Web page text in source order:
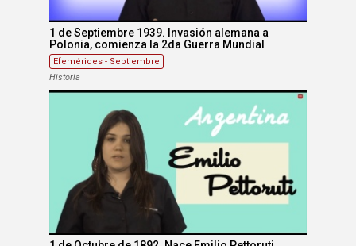
1 de Septiembre 1939. Invasión alemana a
Polonia, comienza la 2da Guerra Mundial
Efemérides - Septiembre
Historia